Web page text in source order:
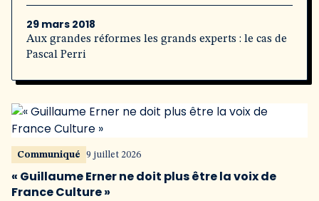
29 mars 2018
Aux grandes réformes les grands experts : le cas de
Pascal Perri
Communiqué 9 juillet 2026
« Guillaume Erner ne doit plus être la voix de
France Culture »